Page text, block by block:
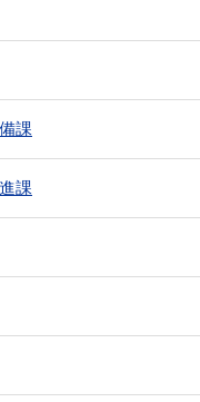
課
課